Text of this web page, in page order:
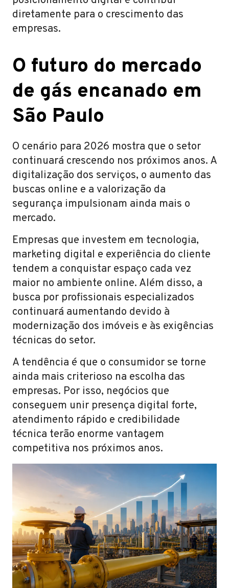
diretamente para o crescimento das
empresas.
O futuro do mercado
de gás encanado em
São Paulo
O cenário para 2026 mostra que o setor
continuará crescendo nos próximos anos. A
digitalização dos serviços, o aumento das
buscas online e a valorização da
segurança impulsionam ainda mais o
mercado.
Empresas que investem em tecnologia,
marketing digital e experiência do cliente
tendem a conquistar espaço cada vez
maior no ambiente online. Além disso, a
busca por profissionais especializados
continuará aumentando devido à
modernização dos imóveis e às exigências
técnicas do setor.
A tendência é que o consumidor se torne
ainda mais criterioso na escolha das
empresas. Por isso, negócios que
conseguem unir presença digital forte,
atendimento rápido e credibilidade
técnica terão enorme vantagem
competitiva nos próximos anos.